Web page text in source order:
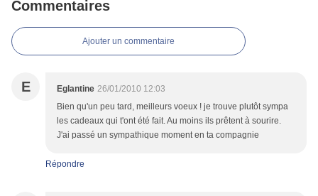
Commentaires
Ajouter un commentaire
E Eglantine 26/01/2010 12:03
Bien qu'un peu tard, meilleurs voeux ! je trouve plutôt sympa
les cadeaux qui t'ont été fait. Au moins ils prêtent à sourire.
J'ai passé un sympathique moment en ta compagnie
Répondre